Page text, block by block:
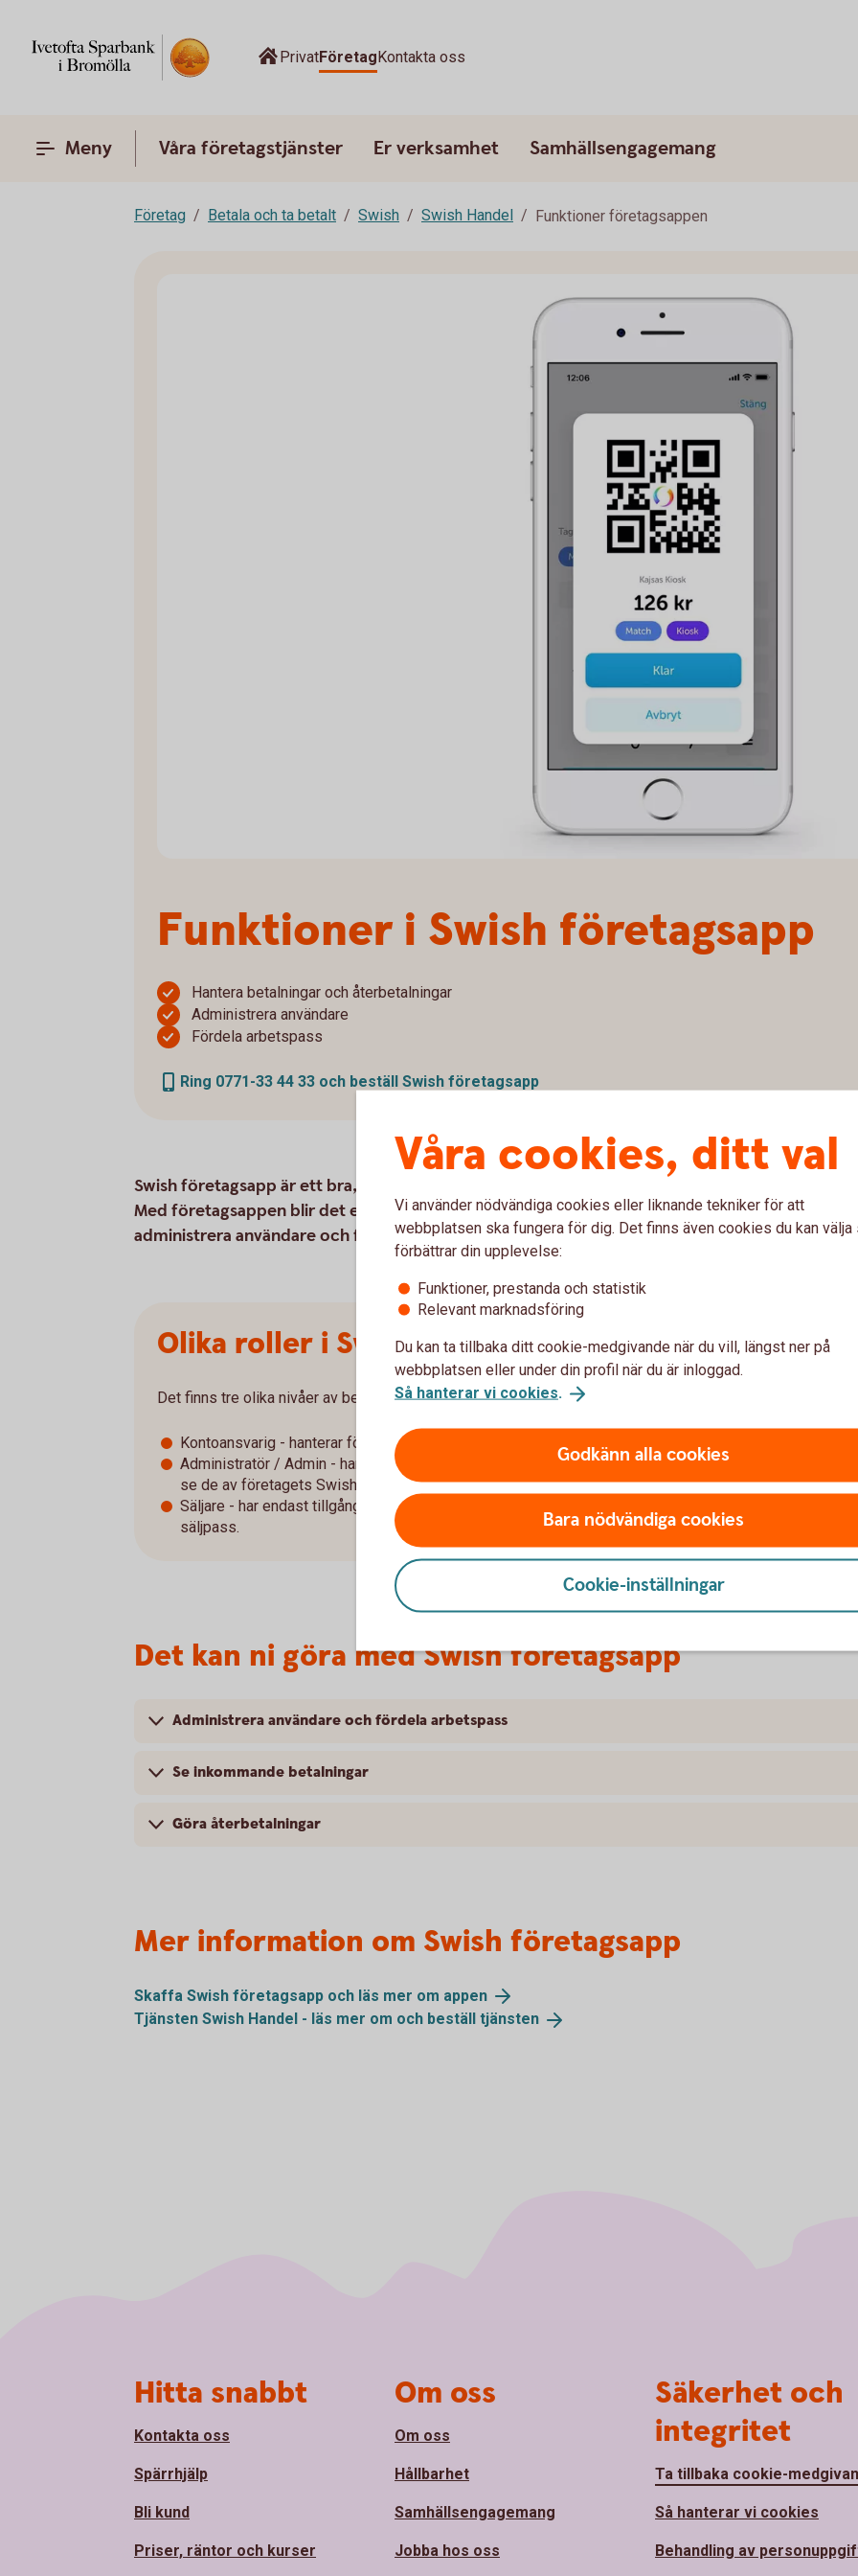
PrivatFöretagKontakta oss
Meny Våra företagstjänster Er verksamhet Samhällsengagemang
Företag Betala och ta betalt Swish Swish Handel Funktioner företagsappen
Funktioner i Swish företagsapp
Hantera betalningar och återbetalningar
Administrera användare
Fördela arbetspass
Ring 0771-33 44 33 och beställ Swish företagsapp
Swish företagsapp är ett bra, och kostnadsfritt, komplement för er som har Swish Handel.
Med företagsappen blir det enklare att hantera betalningar och återbetalningar. Ni kan även
administrera användare och fördela arbetspass.
Olika roller i Swish företagsapp
Det finns tre olika nivåer av behörigheter och roller i företagsappen:
Kontoansvarig - hanterar företagets användare.Ser företagets alla nummer.
Administratör / Admin - har liknande rättigheter som Kontoansvarig, men kan endast
se de av företagets Swish-nummer som den fått tillgång till.
Säljare - har endast tillgång till appen under en specificerad tidsperiod, ett så kallat
säljpass.
Det kan ni göra med Swish företagsapp
Administrera användare och fördela arbetspass
Se inkommande betalningar
Göra återbetalningar
Mer information om Swish företagsapp
Skaffa Swish företagsapp och läs mer om appen
Tjänsten Swish Handel - läs mer om och beställ tjänsten
Våra cookies, ditt val
Vi använder nödvändiga cookies eller liknande tekniker för att
webbplatsen ska fungera för dig. Det finns även cookies du kan välja
förbättrar din upplevelse:
Funktioner, prestanda och statistik
Relevant marknadsföring
Du kan ta tillbaka ditt cookie-medgivande när du vill, längst ner på
webbplatsen eller under din profil när du är inloggad.
Så hanterar vi cookies.
Godkänn alla cookies
Bara nödvändiga cookies
Cookie-inställningar
Hitta snabbt
Kontakta oss
Spärrhjälp
Bli kund
Priser, räntor och kurser
Om oss
Om oss
Hållbarhet
Samhällsengagemang
Jobba hos oss
Säkerhet och
integritet
Ta tillbaka cookie-
Så hanterar vi cookies
Behandling av